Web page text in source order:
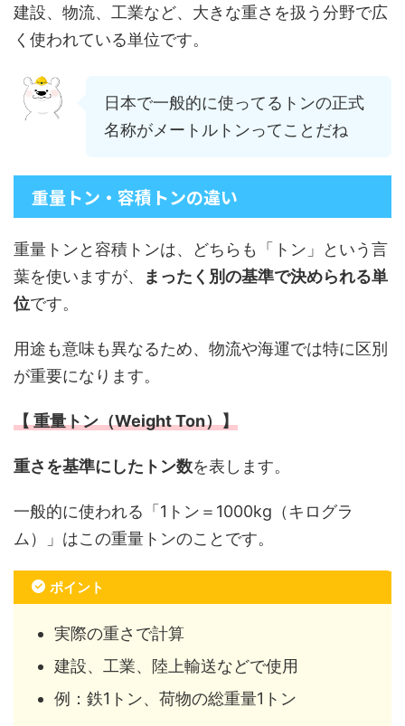
建設、物流、工業など、大きな重さを扱う分野で広
く使われている単位です。
日本で一般的に使ってるトンの正式
名称がメートルトンってことだね
重量トン・容積トンの違い
重量トンと容積トンは、どちらも「トン」という言
葉を使いますが、
まったく別の基準で決められる単
位です。
用途も意味も異なるため、物流や海運では特に区別
が重要になります。
【 重量トン（Weight Ton）】
重さを基準にしたトン数を表します。
一般的に使われる「1トン＝1000kg（キログラ
ム）」はこの重量トンのことです。
ポイント
実際の重さで計算
建設、工業、陸上輸送などで使用
例：鉄1トン、荷物の総重量1トン